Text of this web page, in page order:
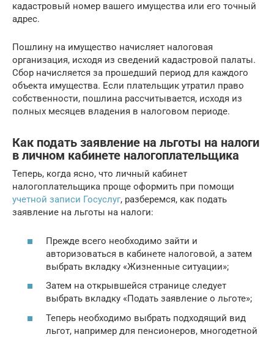
кадастровый номер вашего имущества или его точный
адрес.
Пошлину на имущество начисляет налоговая
организация, исходя из сведений кадастровой палаты.
Сбор начисляется за прошедший период для каждого
объекта имущества. Если плательщик утратил право
собственности, пошлина рассчитывается, исходя из
полных месяцев владения в налоговом периоде.
Как подать заявление на льготы на налоги
в личном кабинете налогоплательщика
Теперь, когда ясно, что личный кабинет
налогоплательщика проще оформить при помощи
учетной записи Госуслуг, разберемся, как подать
заявление на льготы на налоги:
Прежде всего необходимо зайти и
авторизоваться в кабинете налоговой, а затем
выбрать вкладку «Жизненные ситуации»;
Затем на открывшейся странице следует
выбрать вкладку «Подать заявление о льготе»;
Теперь необходимо выбрать подходящий вид
льгот, например для пенсионеров, многодетной